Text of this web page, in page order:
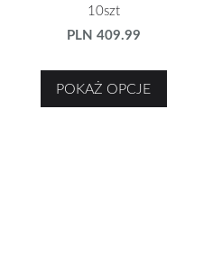
10szt
PLN 409.99
POKAŻ OPCJE